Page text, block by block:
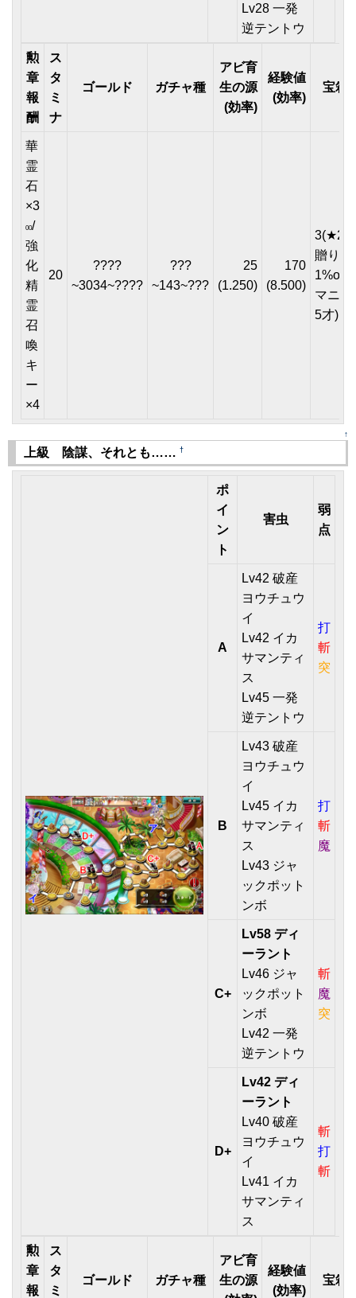
Lv28 一発
逆テントウ
勲
章
報
酬
ス
タ
ミ
ナ
ゴールド ガチャ種
アビ育
生の源
(効率)
経験値
(効率)
宝箱
華
霊
石
×3
00/
強
化
精
霊
召
喚
キ
ー
×4
20
????
~3034~????
???
~143~???
25
(1.250)
170
(8.500)
3(★2or
贈り物
1%or
マニュ
5才)
↑
上級 陰謀、それとも…… †
ポ
イ
ン
ト
害虫
弱
点
A
Lv42 破産
ヨウチュウ
イ
Lv42 イカ
サマンティ
ス
Lv45 一発
逆テントウ
打
斬
突
B
Lv43 破産
ヨウチュウ
イ
Lv45 イカ
サマンティ
ス
Lv43 ジャ
ックポット
ンボ
打
斬
魔
C+
Lv58 ディ
ーラント
Lv46 ジャ
ックポット
ンボ
Lv42 一発
逆テントウ
斬
魔
突
D+
Lv42 ディ
ーラント
Lv40 破産
ヨウチュウ
イ
Lv41 イカ
サマンティ
ス
斬
打
斬
勲
章
報
ス
タ
ミ
ゴールド ガチャ種
アビ育
生の源
経験値
(効率)
宝箱